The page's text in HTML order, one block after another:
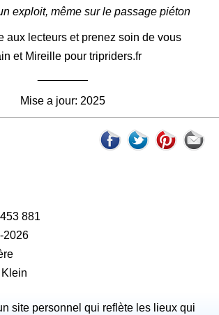
exploit, même sur le passage piéton
aux lecteurs et prenez soin de vous
et Mireille pour tripriders.fr
Mise a jour: 2025
881
2026
site personnel qui reflète les lieux qui